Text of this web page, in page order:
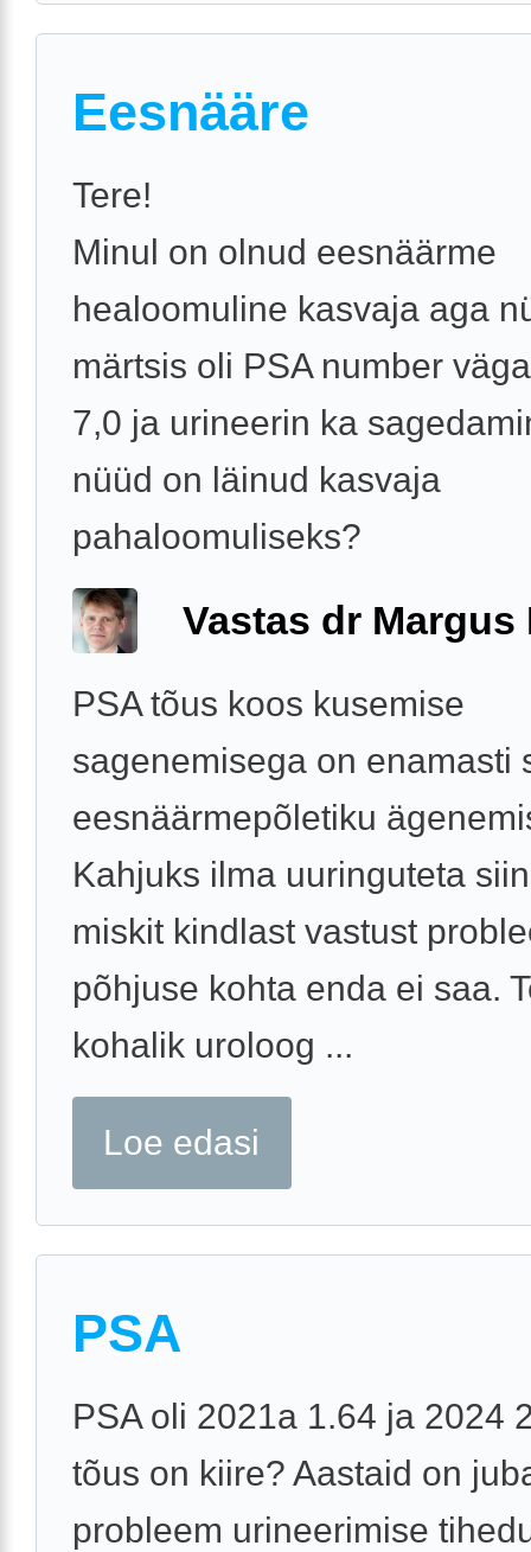
Eesnääre
Tere!
Minul on olnud eesnäärme
healoomuline kasvaja aga
märtsis oli PSA number
7,0 ja urineerin ka
nüüd on läinud kasvaja
pahaloomuliseks?
Vastas dr Margus
PSA tõus koos kusemise
sagenemisega on enamasti
eesnäärmepõletiku
Kahjuks ilma uuringuteta
miskit kindlast vastust
põhjuse kohta enda ei saa.
kohalik uroloog ...
Loe edasi
PSA
PSA oli 2021a 1.64 ja 2024
tõus on kiire? Aastaid on
probleem urineerimise